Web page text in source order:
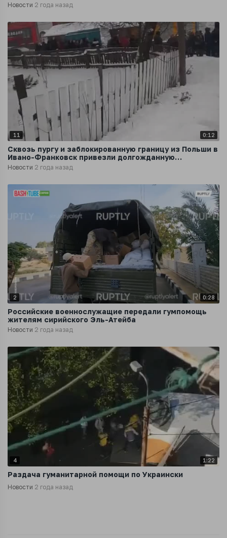
Новости 2 года назад
11 0:12
Сквозь пургу и заблокированную границу из Польши в
Ивано-Франковск привезли долгожданную
гуманитарную помощь
Новости 2 года назад
2 0:28
Российские военнослужащие передали гумпомощь
жителям сирийского Эль-Атейба
Новости 2 года назад
4 1:22
Раздача гуманитарной помощи по Украински
Новости 2 года назад